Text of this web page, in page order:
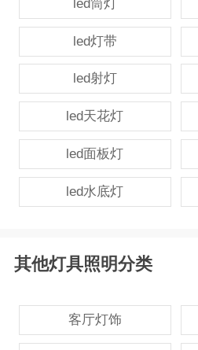
led筒灯
led灯带
led射灯
led天花灯
led面板灯
led水底灯
其他灯具照明分类
客厅灯饰